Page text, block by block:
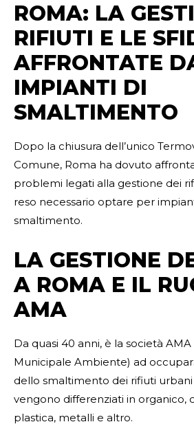
ROMA: LA
RIFIUTI E LE
AFFRONTATE
IMPIANTI DI
SMALTIMENTO
Dopo la chiusura dell’unico
Comune, Roma ha dovuto
problemi legati alla gestione dei
reso necessario optare per
smaltimento.
LA GESTIONE
A ROMA E IL
AMA
Da quasi 40 anni, è la società AMA
Municipale Ambiente) ad
dello smaltimento dei rifiuti urbani
vengono differenziati in organico,
plastica, metalli e altro.